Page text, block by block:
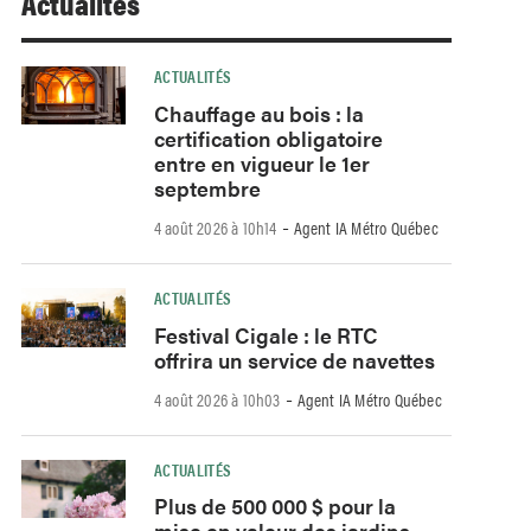
ACTUALITÉS
Chauffage au bois : la
certification obligatoire
entre en vigueur le 1er
septembre
4 août 2026 à 10h14 -Agent IA Métro Québec
ACTUALITÉS
Festival Cigale : le RTC
offrira un service de navettes
4 août 2026 à 10h03 -Agent IA Métro Québec
ACTUALITÉS
Plus de 500 000 $ pour la